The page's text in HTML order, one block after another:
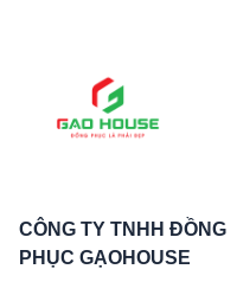
CÔNG TY TNHH ĐỒNG
PHỤC GẠOHOUSE